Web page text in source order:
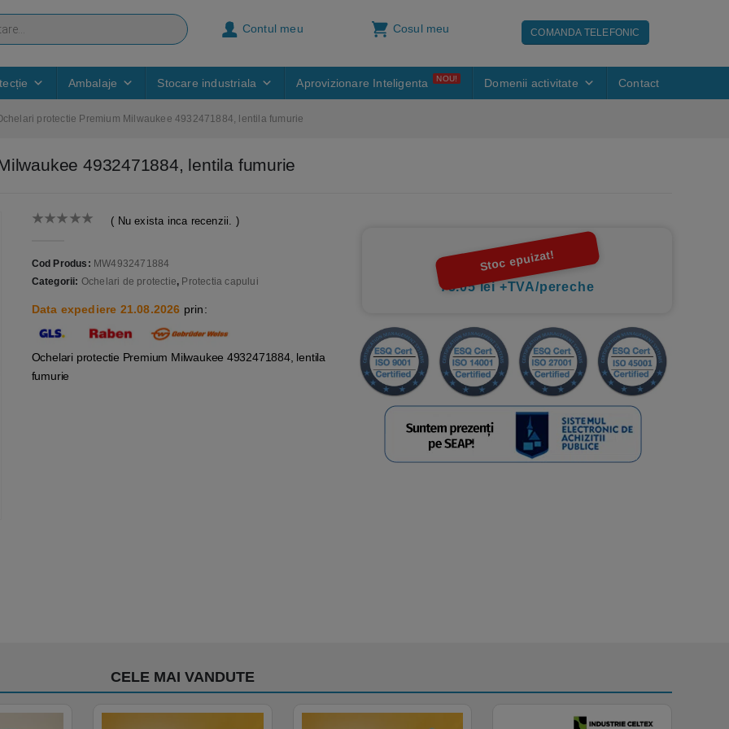
Contul meu Cosul meu COMANDA TELEFONIC
Ambalaje Stocare industriala Aprovizionare Inteligenta NOU! Domenii activitate Contact
protectie Premium Milwaukee 4932471884, lentila fumurie
4932471884, lentila fumurie
( Nu exista inca recenzii. )
Cod Produs: MW4932471884
Categorii: Ochelari de protectie, Protectia capului
Data expediere 21.08.2026 prin:
Ochelari protectie Premium Milwaukee 4932471884, lentila
fumurie
Stoc epuizat!
75.05 lei +TVA/pereche
CELE MAI VANDUTE